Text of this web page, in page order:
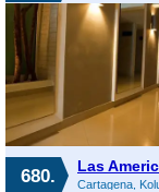
680. Las